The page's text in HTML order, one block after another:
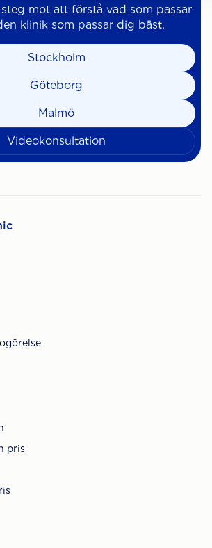
mot att förstå vad som passar
klinik som passar dig bäst.
Stockholm
Göteborg
Malmö
Videokonsultation
pris